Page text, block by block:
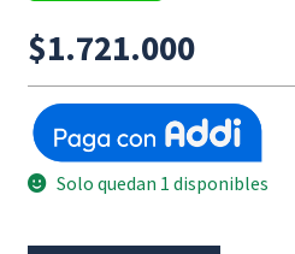
$1.721.000
Solo quedan 1 disponibles